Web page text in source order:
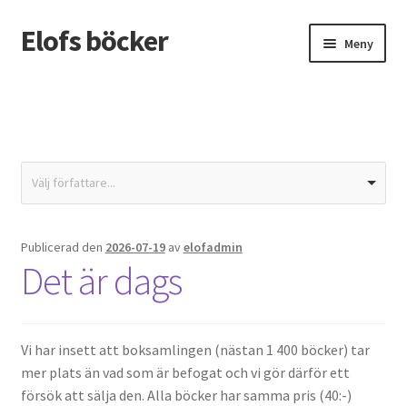
Hoppa
till
Hoppa
till
Elofs böcker Meny
Butik
Kassa
Varukorg
Välj författare...
Publicerad den 2026-07-19 avelofadmin
Det är dags
Vi har insett att boksamlingen (nästan 1 400 böcker) tar
mer plats än vad som är befogat och vi gör därför ett
försök att sälja den. Alla böcker har samma pris (40:-)